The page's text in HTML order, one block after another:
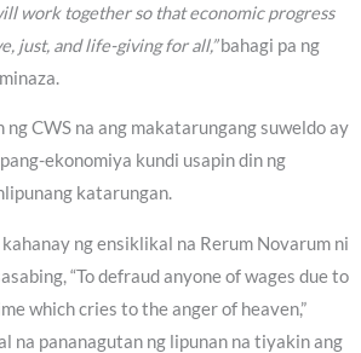
work together so that economic progress
just, and life-giving for all,”bahagi pa ng
ng CWS na ang makatarungang suweldo ay
ekonomiya kundi usapin din ng
katarungan.
ng ensiklikal na Rerum Novarum ni
“To defraud anyone of wages due to
which cries to the anger of heaven,”
na pananagutan ng lipunan na tiyakin ang